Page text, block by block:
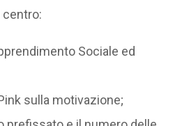
centro:
Sociale ed
sulla motivazione;